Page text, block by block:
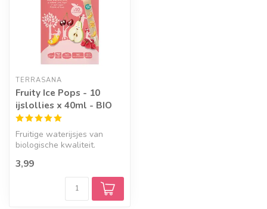
TERRASANA
Fruity Ice Pops - 10
ijslollies x 40ml - BIO
Fruitige waterijsjes van
biologische kwaliteit.
3,99